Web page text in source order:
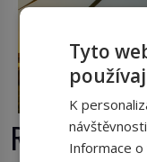
Rákos:
Tyto
K
Informace o